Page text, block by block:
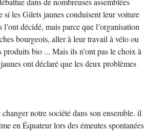
si les Gilets jaunes conduisent leur voiture
décidé, mais parce que l’organisation
bourgeois, aller à leur travail à vélo ou
bio ... Mais ils n’ont pas le choix à
ont déclaré que les deux problèmes
notre société dans son ensemble. il
en Équateur lors des émeutes spontanées